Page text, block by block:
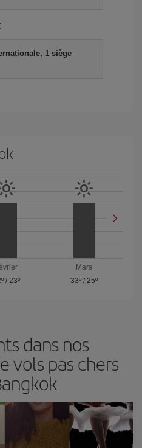
1 siège
/ 23º
Mars
33º / 25º
dans nos
vols pas chers